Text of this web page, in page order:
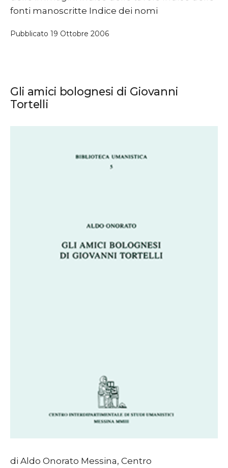
fonti manoscritte Indice dei nomi
Pubblicato 19 Ottobre 2006
Gli amici bolognesi di Giovanni
Tortelli
di Aldo Onorato Messina, Centro